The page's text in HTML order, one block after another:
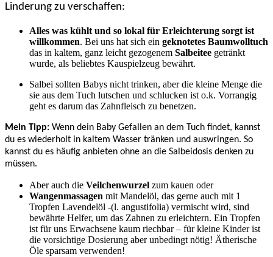
Linderung zu verschaffen:
Alles was kühlt und so lokal für Erleichterung sorgt ist
willkommen. Bei uns hat sich ein geknotetes Baumwolltuch
das in kaltem, ganz leicht gezogenem Salbeitee getränkt
wurde, als beliebtes Kauspielzeug bewährt.
Salbei sollten Babys nicht trinken, aber die kleine Menge die
sie aus dem Tuch lutschen und schlucken ist o.k. Vorrangig
geht es darum das Zahnfleisch zu benetzen.
Mein Tipp: Wenn dein Baby Gefallen an dem Tuch findet, kannst
du es wiederholt in kaltem Wasser tränken und auswringen. So
kannst du es häufig anbieten ohne an die Salbeidosis denken zu
müssen.
Aber auch die Veilchenwurzel zum kauen oder
Wangenmassagen mit Mandelöl, das gerne auch mit 1
Tropfen Lavendelöl -(l. angustifolia) vermischt wird, sind
bewährte Helfer, um das Zahnen zu erleichtern. Ein Tropfen
ist für uns Erwachsene kaum riechbar – für kleine Kinder ist
die vorsichtige Dosierung aber unbedingt nötig! Ätherische
Öle sparsam verwenden!